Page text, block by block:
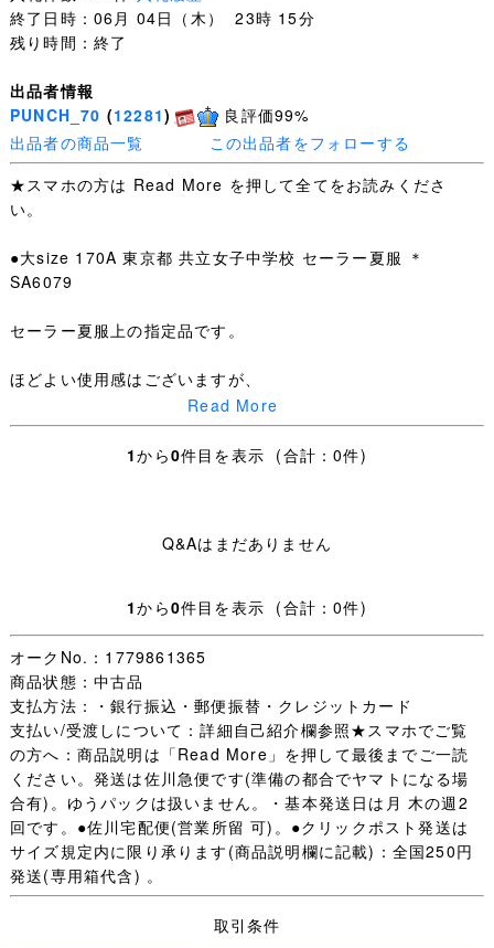
終了日時：06月 04日（木） 23時 15分
残り時間：終了
出品者情報
PUNCH_70 (12281)
良評価99%
出品者の商品一覧
この出品者をフォローする
★スマホの方は Read More を押して全てをお読みくださ
い。
●大size 170A 東京都 共立女子中学校 セーラー夏服 ＊
SA6079
セーラー夏服上の指定品です。
ほどよい使用感はございますが、
特筆するような汚れ・ダメージはありません。
承いただいたこととさせていただきます。
・日々学校生活に使われた制服なので、着用できないほど
の汚れやダメージ以外は記載していません、写真を優先し
・【 評価：新規の方 いたずら入札防止の為 】
評価新規の方は［責任をもって取引する］ことをご入札前
に質問欄からお約束ください。
(「 入札します 」だけは不可 お約束のない場合は残念です
が入札をお取り消しすることがあります。)
未連絡 未入金 キャンセルの多くが評価新規の方で、本当
に困っています。
（いたずら落札は随時必ず管理人様へID報告します。)
Read More
1から0件目を表示 (合計：0件)
Q&Aはまだありません
1から0件目を表示 (合計：0件)
オークNo.：1779861365
商品状態：中古品
支払方法：・銀行振込・郵便振替・クレジットカード
支払い/受渡しについて：詳細自己紹介欄参照★スマホでご覧
の方へ：商品説明は「Read More」を押して最後までご一読
ください。発送は佐川急便です(準備の都合でヤマトになる場
合有)。ゆうパックは扱いません。・基本発送日は月 木の週2
回です。●佐川宅配便(営業所留 可)。●クリックポスト発送は
サイズ規定内に限り承ります(商品説明欄に記載)：全国250円
発送(専用箱代含) 。
取引条件